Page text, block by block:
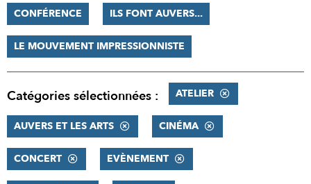
CONFÉRENCE ILS FONT AUVERS...
LE MOUVEMENT IMPRESSIONNISTE
Catégories sélectionnées : ATELIER
AUVERS ET LES ARTS CINÉMA
CONCERT EVÈNEMENT